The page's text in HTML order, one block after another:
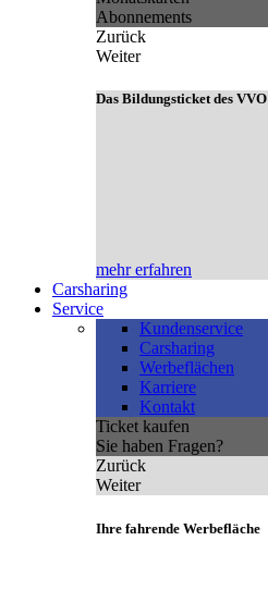
Abonnements
Zurück
Weiter
Das Bildungsticket des VVO
mehr erfahren
Carsharing
Service
Kundenservice
Carsharing
Werbeflächen
Karriere
Kontakt
Ticket kaufen
Sie haben Fragen?
Zurück
Weiter
Ihre fahrende Werbefläche